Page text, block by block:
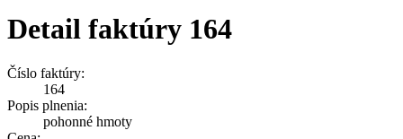
Detail faktúry 164
Číslo faktúry:
164
Popis plnenia:
pohonné hmoty